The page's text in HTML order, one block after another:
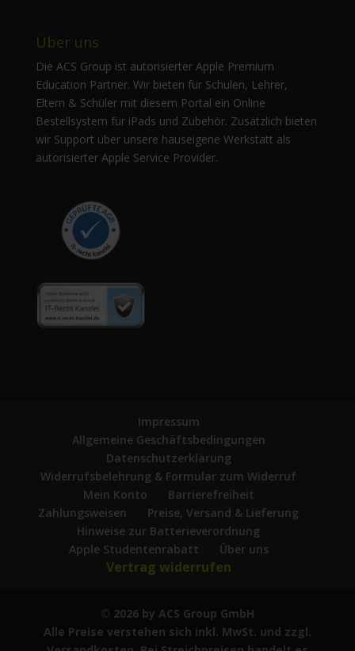
Über uns
Die ACS Group ist autorisierter Apple Premium
Education Partner. Wir bieten für Schulen, Lehrer,
Eltern & Schüler mit diesem Portal ein Online
Bestellsystem für iPads und Zubehör. Zusätzlich bieten
wir Support über unsere hauseigene Werkstatt als
autorisierter Apple Service Provider.
Impressum
Allgemeine Geschäftsbedingungen
Datenschutzerklärung
Widerrufsbelehrung & Formular zum Widerruf
Mein Konto
Barrierefreiheit
Zahlungsweisen
Preise, Versand & Lieferung
Hinweise zur Batterieverordnung
Apple Studentenrabatt
Über uns
Vertrag widerrufen
© 2026 by ACS Group GmbH
Alle Preise verstehen sich inkl. MwSt. und zzgl.